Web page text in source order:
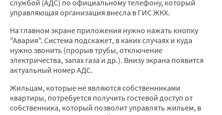
службой (АДС) по официальному телефону, который
управляющая организация внесла в ГИС ЖКХ.
На главном экране приложения нужно нажать кнопку
"Авария". Система подскажет, в каких случаях и куда
нужно звонить (прорыв трубы, отключение
электричества, запах газа и др.). Внизу экрана появится
актуальный номер АДС.
Жильцам, которые не являются собственниками
квартиры, потребуется получить гостевой доступ от
собственника, который позволит управлять жильем, в